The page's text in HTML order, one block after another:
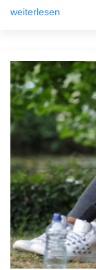
weiterlesen